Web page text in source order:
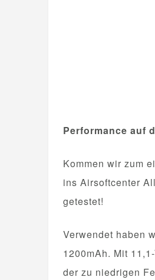
Performance auf
Kommen wir zum
ins Airsoftcenter
getestet!
Verwendet haben
1200mAh. Mit
der zu niedrigen